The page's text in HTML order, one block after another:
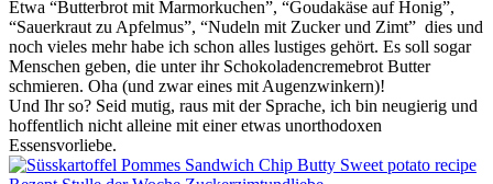
Etwa “Butterbrot mit Marmorkuchen”, “Goudakäse auf Honig”,
“Sauerkraut zu Apfelmus”, “Nudeln mit Zucker und Zimt” dies und
noch vieles mehr habe ich schon alles lustiges gehört. Es soll sogar
Menschen geben, die unter ihr Schokoladencremebrot Butter
schmieren. Oha (und zwar eines mit Augenzwinkern)!
Und Ihr so? Seid mutig, raus mit der Sprache, ich bin neugierig und
hoffentlich nicht alleine mit einer etwas unorthodoxen
Essensvorliebe.